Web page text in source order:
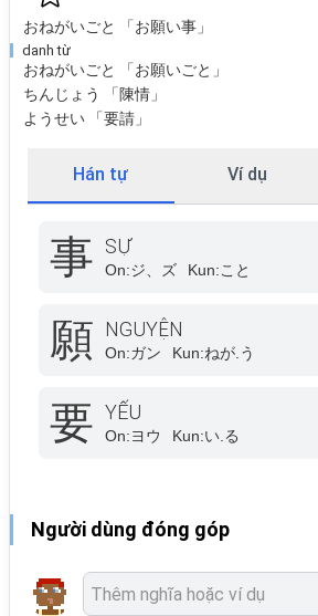
おねがいごと 「お願い事」
danh từ
おねがいごと 「お願いごと」
ちんじょう 「陳情」
ようせい 「要請」
Hán tự Ví dụ
事 SỰ
On:ジ、ズ Kun:こと
願 NGUYỆN
On:ガン Kun:ねが.う
要 YẾU
On:ヨウ Kun:い.る
Người dùng đóng góp